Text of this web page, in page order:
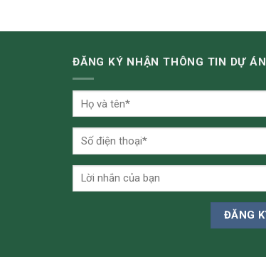
ĐĂNG KÝ NHẬN THÔNG TIN DỰ ÁN